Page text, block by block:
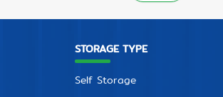
STORAGE TYPE
Self Storage